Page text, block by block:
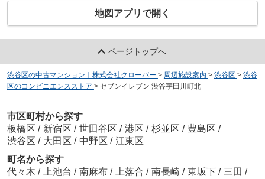
地図アプリで開く
ページトップへ
渋谷区の中古マンション｜株式会社クローバー > 周辺施設案内 > 渋谷区 > 渋谷
区のコンビニエンスストア > セブンイレブン 渋谷宇田川町北
市区町村から探す
板橋区 / 新宿区 / 世田谷区 / 港区 / 杉並区 / 豊島区 /
渋谷区 / 大田区 / 中野区 / 江東区
町名から探す
代々木 / 上池台 / 南麻布 / 上落合 / 南長崎 / 東坂下 / 三田 /